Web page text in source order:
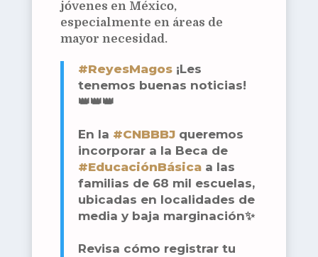
jóvenes en México,
especialmente en áreas de
mayor necesidad.
#ReyesMagos¡Les
tenemos buenas noticias!
👑👑👑
En la #CNBBBJqueremos
incorporar a la Beca de
#EducaciónBásicaa las
familias de 68 mil escuelas,
ubicadas en localidades de
media y baja marginación✨
Revisa cómo registrar tu